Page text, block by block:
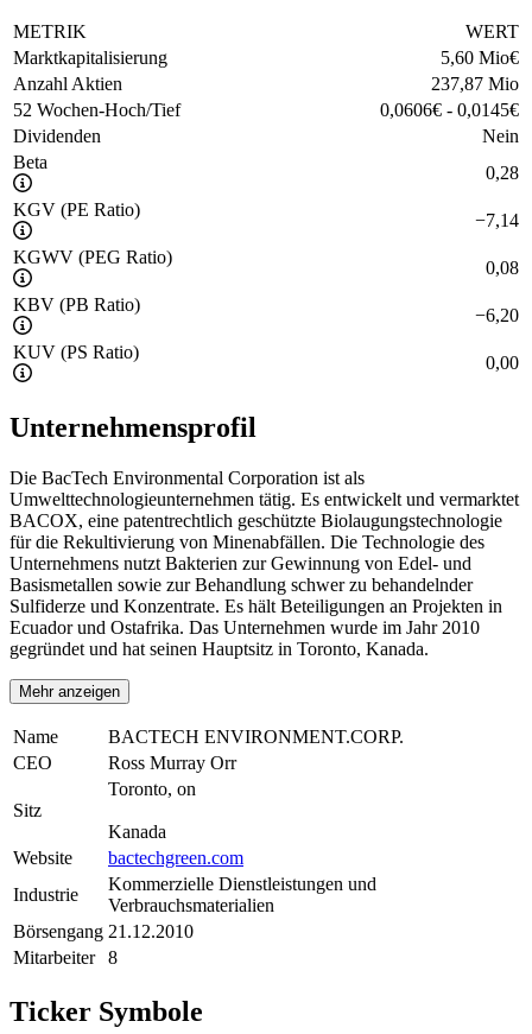
METRIK
WERT
Marktkapitalisierung
5,60 Mio€
Anzahl Aktien
237,87 Mio
52 Wochen-Hoch/Tief
0,0606€ - 0,0145€
Dividenden
Nein
Beta
0,28
KGV (PE Ratio)
−7,14
KGWV (PEG Ratio)
0,08
KBV (PB Ratio)
−6,20
KUV (PS Ratio)
0,00
Unternehmensprofil
Die BacTech Environmental Corporation ist als
Umwelttechnologieunternehmen tätig. Es entwickelt und vermarktet
BACOX, eine patentrechtlich geschützte Biolaugungstechnologie
für die Rekultivierung von Minenabfällen. Die Technologie des
Unternehmens nutzt Bakterien zur Gewinnung von Edel- und
Basismetallen sowie zur Behandlung schwer zu behandelnder
Sulfiderze und Konzentrate. Es hält Beteiligungen an Projekten in
Ecuador und Ostafrika. Das Unternehmen wurde im Jahr 2010
gegründet und hat seinen Hauptsitz in Toronto, Kanada.
Mehr anzeigen
Name
BACTECH ENVIRONMENT.CORP.
CEO
Ross Murray Orr
Sitz
Toronto, on
Kanada
Website
bactechgreen.com
Industrie
Kommerzielle Dienstleistungen und
Verbrauchsmaterialien
Börsengang 21.12.2010
Mitarbeiter
8
Ticker Symbole